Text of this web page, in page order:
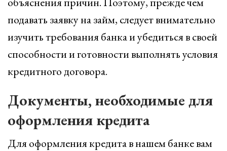
подавать заявку на займ, следует внимательно
изучить требования банка и убедиться в своей
способности и готовности выполнять условия
кредитного договора.
Документы, необходимые для
оформления кредита
Для оформления кредита в нашем банке вам